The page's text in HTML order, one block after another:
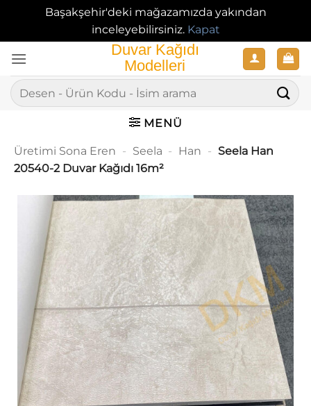
Başakşehir'deki mağazamızda yakından
inceleyebilirsiniz. Kapat
atla
Ara:
MENÜ
Üretimi Sona Eren - Seela - Han - Seela Han
20540-2 Duvar Kağıdı 16m²